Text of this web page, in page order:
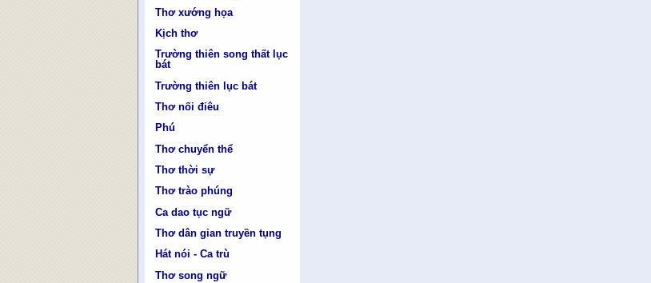
Thơ xướng họa
Kịch thơ
Trường thiên song thất lục
bát
Trường thiên lục bát
Thơ nối điêu
Phú
Thơ chuyển thể
Thơ thời sự
Thơ trào phúng
Ca dao tục ngữ
Thơ dân gian truyền tụng
Hát nói - Ca trù
Thơ song ngữ